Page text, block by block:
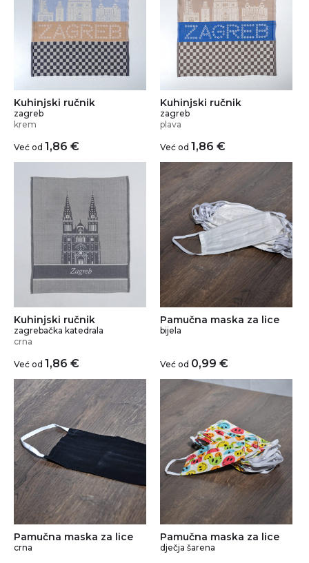
Kuhinjski ručnik
zagreb
krem
Već od 1,86 €
Kuhinjski ručnik
zagreb
plava
Već od 1,86 €
Kuhinjski ručnik
zagrebačka katedrala
crna
Već od 1,86 €
Pamučna maska za lice
bijela
Već od 0,99 €
Pamučna maska za lice
crna
Pamučna maska za lice
dječja šarena